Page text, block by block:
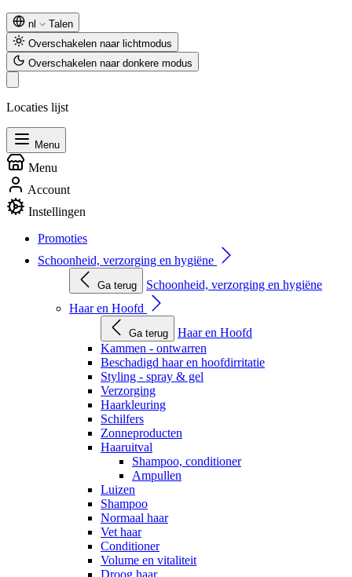
nl
Talen
Overschakelen naar lichtmodus
Overschakelen naar donkere modus
Locaties lijst
Menu
Menu
Account
Instellingen
Promoties
Schoonheid, verzorging en hygiëne
Ga terug
Schoonheid, verzorging en hygiëne
Haar en Hoofd
Ga terug
Haar en Hoofd
Kammen - ontwarren
Beschadigd haar en hoofdirritatie
Styling - spray & gel
Verzorging
Haarkleuring
Schilfers
Zonneproducten
Haaruitval
Shampoo, conditioner
Ampullen
Luizen
Shampoo
Normaal haar
Vet haar
Conditioner
Volume en vitaliteit
Droog haar